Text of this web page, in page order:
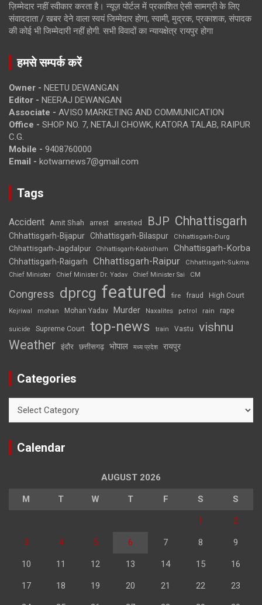
ज़िम्मेदार नहीं स्वीकार करता है। न्यूज़ पोर्टल में प्रकाशित ऐसी सामग्री के लिए
संवाददाता / खबर देने वाला स्वयं जिम्मेदार होगा, स्वामी, मुद्रक, प्रकाशक, संपादक
की कोई भी जिम्मेदारी नहीं होगी. सभी विवादों का न्यायक्षेत्र रायपुर होगा
हमसे सम्पर्क करें
Owner - NEETU DEWANGAN
Editor - NEERAJ DEWANGAN
Associate - AVISO MARKETING AND COMMUNICATION
Office - SHOP NO. 7, NETAJI CHOWK, KATORA TALAB, RAIPUR
C.G.
Mobile - 9408760000
Email - kotwarnews7@gmail.com
Tags
Accident Amit Shah arrest arrested BJP Chhattisgarh
Chhattisgarh-Bijapur Chhattisgarh-Bilaspur Chhattisgarh-Durg
Chhattisgarh-Jagdalpur Chhattisgarh-Kabirdham Chhattisgarh-Korba
Chhattisgarh-Raigarh Chhattisgarh-Raipur
Chhattisgarh-Sukma
Chief Minister
Chief Minister Dr. Yadav Chief Minister Sai CM
Congress dprcg featured fire fraud High Court
Kejriwal mohan Mohan Yadav Murder Naxalites petrol rain rape
suicide Supreme Court top-news train Vastu vishnu
Weather इंदौर छत्तीसगढ़ भोपाल मध्य प्रदेश रायपुर
Categories
Calendar
AUGUST 2026
M T W T F S S
1 2
3 4 5 6 7 8 9
10 11 12 13 14 15 16
17 18 19 20 21 22 23